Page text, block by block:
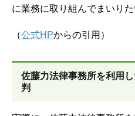
に業務に取り組んでまいりた
（公式HPからの引用）
佐藤力法律事務所を利用
判